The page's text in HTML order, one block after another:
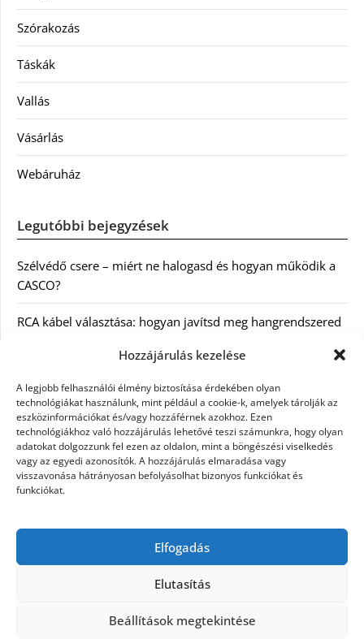
Hozzájárulás kezelése
A legjobb felhasználói élmény biztosítása érdekében olyan
technológiákat használunk, mint például a cookie-k, amelyek tárolják az
eszközinformációkat és/vagy hozzáférnek azokhoz. Ezen
technológiákhoz való hozzájárulás lehetővé teszi számunkra, hogy olyan
adatokat dolgozzunk fel ezen az oldalon, mint a böngészési viselkedés
vagy az egyedi azonosítók. A hozzájárulás elmaradása vagy
visszavonása hátrányosan befolyásolhat bizonyos funkciókat és
funkciókat.
Elfogadás
Elutasítás
Beállítások megtekintése
Szórakozás
Táskák
Vallás
Vásárlás
Webáruház
Legutóbbi bejegyzések
Szélvédő csere – miért ne halogasd és hogyan működik a
CASCO?
RCA kábel választása: hogyan javítsd meg hangrendszered
Magyarországon: milyen jogi szabályozásra kell figyelni?
Akciós külföldi nyaralás 2026-ban előfoglalással: mit
ellenőrizz az ár mellett?
A Kassai Irodaház modern munkakörnyezetet biztosít